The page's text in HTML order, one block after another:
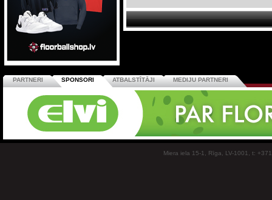
PARTNERI SPONSORI ATBALSTĪTĀJI MEDIJU PARTNERI
Miera iela 15-1, Rīga, LV-1001, t: